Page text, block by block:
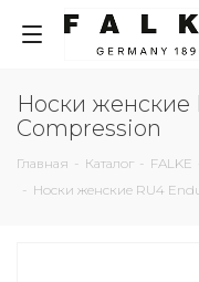
Носки женские
Compression
Главная - Каталог - FALKE
- Носки женские RU4